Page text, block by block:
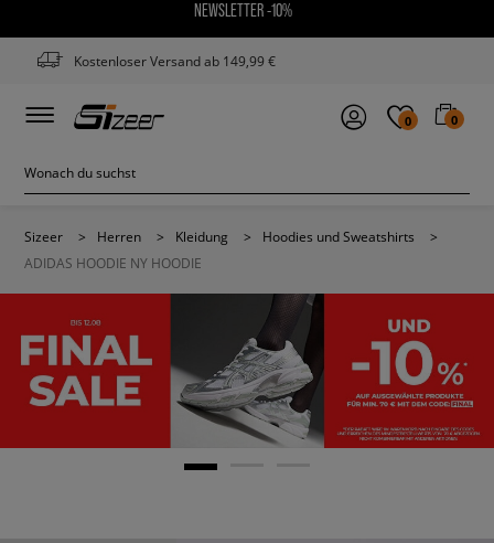
NEWSLETTER -10%
Kostenloser Versand ab 149,99 €
0 0
Sizeer > Herren > Kleidung > Hoodies und Sweatshirts
>
ADIDAS HOODIE NY HOODIE